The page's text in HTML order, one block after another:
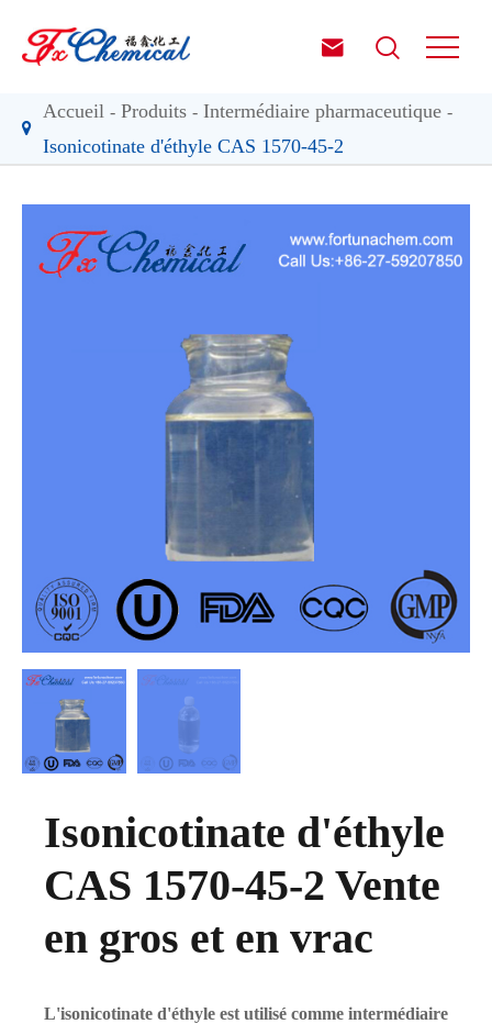
 
Accueil Produits
Intermédiaire pharmaceutique
Isonicotinate d'éthyle CAS 1570-45-2
Isonicotinate d'éthyle
CAS 1570-45-2 Vente
en gros et en vrac
L'isonicotinate d'éthyle est utilisé comme intermédiaire